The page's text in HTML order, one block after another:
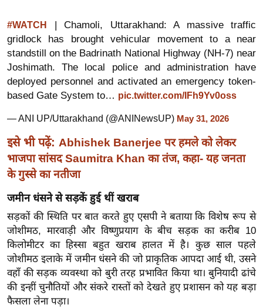
ग
इं
डि
या
सा
त्य
ज
ग
त
टो
व
र्ल्ड
न्यू
ज
ब्री
फ
#WATCH
| Chamoli, Uttarakhand: A massive traffic
gridlock has brought vehicular movement to a near
standstill on the Badrinath National Highway (NH-7) near
Joshimath. The local police and administration have
deployed personnel and activated an emergency token-
based Gate System to… pic.twitter.com/IFh9Yv0oss
— ANI UP/Uttarakhand (@ANINewsUP) May 31, 2026
इसे भी पढ़ें: Abhishek Banerjee पर हमले को लेकर
भाजपा सांसद Saumitra Khan का तंज, कहा- यह जनता
के गुस्से का नतीजा
जमीन धंसने से सड़कें हुई थीं खराब
सड़कों की स्थिति पर बात करते हुए एसपी ने बताया कि विशेष रूप से
जोशीमठ, मारवाड़ी और विष्णुप्रयाग के बीच सड़क का करीब 10
किलोमीटर का हिस्सा बहुत खराब हालत में है। कुछ साल पहले
जोशीमठ इलाके में जमीन धंसने की जो प्राकृतिक आपदा आई थी, उसने
वहाँ की सड़क व्यवस्था को बुरी तरह प्रभावित किया था। बुनियादी ढांचे
की इन्हीं चुनौतियों और संकरे रास्तों को देखते हुए प्रशासन को यह बड़ा
फैसला लेना पड़ा।